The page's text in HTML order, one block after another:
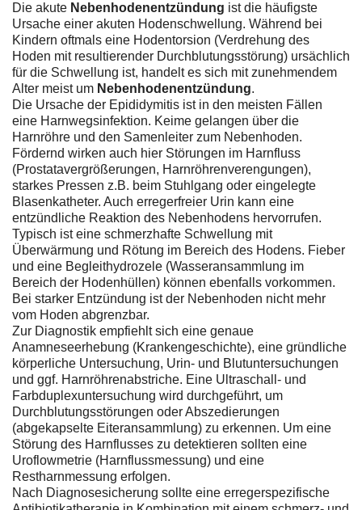
Die akute Nebenhodenentzündung ist die häufigste
Ursache einer akuten Hodenschwellung. Während bei
Kindern oftmals eine Hodentorsion (Verdrehung des
Hoden mit resultierender Durchblutungsstörung) ursächlich
für die Schwellung ist, handelt es sich mit zunehmendem
Alter meist um Nebenhodenentzündung.
Die Ursache der Epididymitis ist in den meisten Fällen
eine Harnwegsinfektion. Keime gelangen über die
Harnröhre und den Samenleiter zum Nebenhoden.
Fördernd wirken auch hier Störungen im Harnfluss
(Prostatavergrößerungen, Harnröhrenverengungen),
starkes Pressen z.B. beim Stuhlgang oder eingelegte
Blasenkatheter. Auch erregerfreier Urin kann eine
entzündliche Reaktion des Nebenhodens hervorrufen.
Typisch ist eine schmerzhafte Schwellung mit
Überwärmung und Rötung im Bereich des Hodens. Fieber
und eine Begleithydrozele (Wasseransammlung im
Bereich der Hodenhüllen) können ebenfalls vorkommen.
Bei starker Entzündung ist der Nebenhoden nicht mehr
vom Hoden abgrenzbar.
Zur Diagnostik empfiehlt sich eine genaue
Anamneseerhebung (Krankengeschichte), eine gründliche
körperliche Untersuchung, Urin- und Blutuntersuchungen
und ggf. Harnröhrenabstriche. Eine Ultraschall- und
Farbduplexuntersuchung wird durchgeführt, um
Durchblutungsstörungen oder Abszedierungen
(abgekapselte Eiteransammlung) zu erkennen. Um eine
Störung des Harnflusses zu detektieren sollten eine
Uroflowmetrie (Harnflussmessung) und eine
Restharnmessung erfolgen.
Nach Diagnosesicherung sollte eine erregerspezifische